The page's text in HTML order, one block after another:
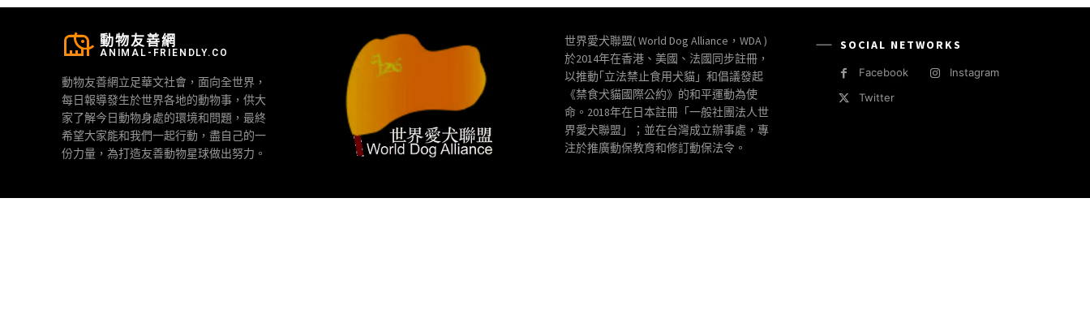
動物友善網
ANIMAL-FRIENDLY.CO
動物友善網立足華文社會，面向全世界，
每日報導發生於世界各地的動物事，供大
家了解今日動物身處的環境和問題，最終
希望大家能和我們一起行動，盡自己的一
份力量，為打造友善動物星球做出努力。
世界愛犬聯盟( World Dog Alliance，WDA )
於2014年在香港、美國、法國同步註冊，
以推動｢立法禁止食用犬貓」和倡議發起
《禁食犬貓國際公約》的和平運動為使
命。2018年在日本註冊「一般社團法人世
界愛犬聯盟」；並在台灣成立辦事處，專
注於推廣動保教育和修訂動保法令。
SOCIAL NETWORKS
Facebook
Instagram
Twitter